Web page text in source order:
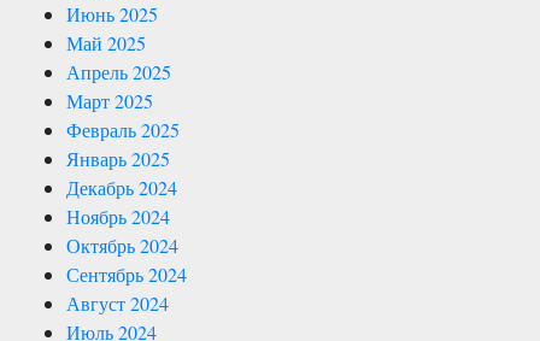
Июнь 2025
Май 2025
Апрель 2025
Март 2025
Февраль 2025
Январь 2025
Декабрь 2024
Ноябрь 2024
Октябрь 2024
Сентябрь 2024
Август 2024
Июль 2024